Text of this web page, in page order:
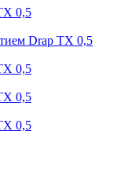
0,5
Drap TX 0,5
0,5
0,5
0,5